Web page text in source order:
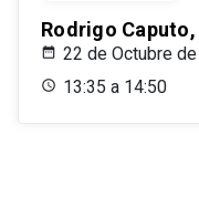
Rodrigo Caputo,
22 de Octubre
13:35 a 14:50